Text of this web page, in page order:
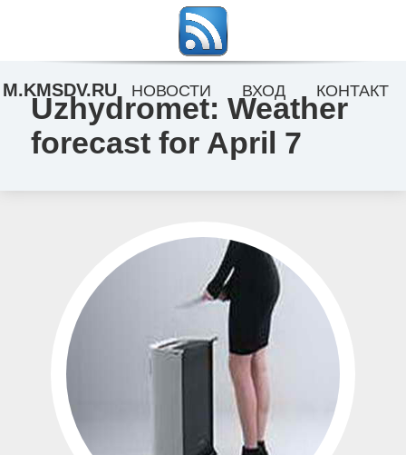
Uzhydromet: Weather
forecast for April 7
M.KMSDV.RU НОВОСТИ ВХОД КОНТАКТ